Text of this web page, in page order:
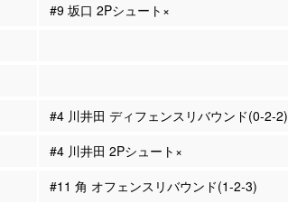
#9 坂口 2Pシュート×
#4 川井田 ディフェンスリバウンド(0-2-2)
#4 川井田 2Pシュート×
#11 角 オフェンスリバウンド(1-2-3)